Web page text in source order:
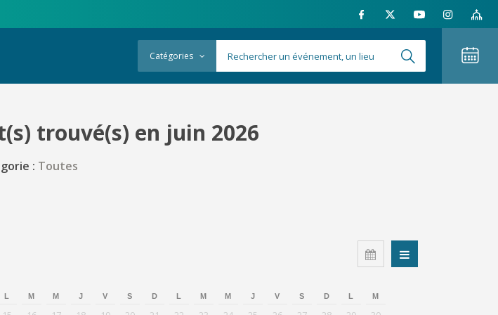
Catégories
trouvé(s) en juin 2026
: Toutes
L M M J V S D L M M J V S D L M